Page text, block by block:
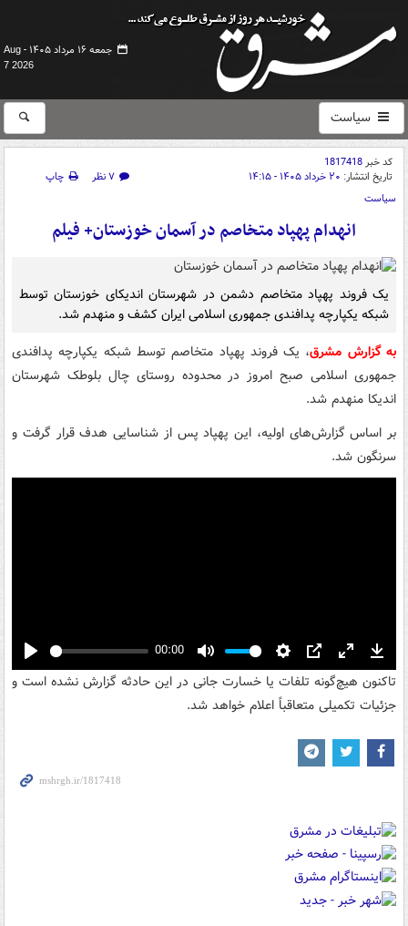
جمعه ۱۶ مرداد ۱۴۰۵ -
Aug
7 2026
سیاست
کد خبر1817418
تاریخ انتشار: ۲۰ خرداد ۱۴۰۵ - ۱۴:۱۵ ۷ نظر
چاپ
سیاست
️انهدام پهپاد متخاصم در آسمان خوزستان+ فیلم
یک فروند پهپاد متخاصم دشمن در شهرستان اندیکای خوزستان توسط
شبکه یکپارچه پدافندی جمهوری اسلامی ایران کشف و منهدم شد.
به گزارش مشرق، یک فروند پهپاد متخاصم توسط شبکه یکپارچه پدافندی
جمهوری اسلامی صبح امروز در محدوده روستای چال بلوطک شهرستان
اندیکا منهدم شد.
بر اساس گزارش‌های اولیه، این پهپاد پس از شناسایی هدف قرار گرفت و
سرنگون شد.
Play
00:00
Mute Settings
PIP Enter
fullscreen
تاکنون هیچ‌گونه تلفات یا خسارت جانی در این حادثه گزارش نشده است و
جزئیات تکمیلی متعاقباً اعلام خواهد شد.